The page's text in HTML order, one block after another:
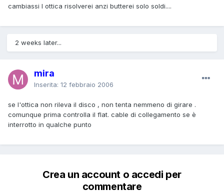
cambiassi l ottica risolverei anzi butterei solo soldi....
2 weeks later...
mira
Inserita: 12 febbraio 2006
se l'ottica non rileva il disco , non tenta nemmeno di girare .
comunque prima controlla il flat. cable di collegamento se è
interrotto in qualche punto
Crea un account o accedi per
commentare